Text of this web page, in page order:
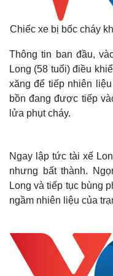
Chiếc xe bị bốc cháy
Thông tin ban đầu,
Long (58 tuổi) điều
xăng để tiếp nhiên
bồn đang được tiếp
lửa phụt cháy.
Ngay lập tức tài xế
nhưng bất thành.
Long và tiếp tục bùng
ngầm nhiên liệu của